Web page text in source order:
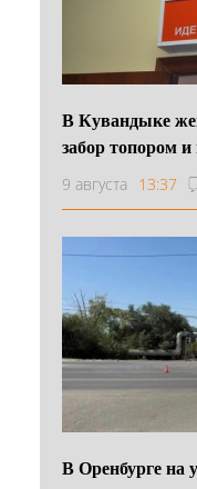
В Кувандыке
забор топором
9 августа 13:37
В Оренбурге на